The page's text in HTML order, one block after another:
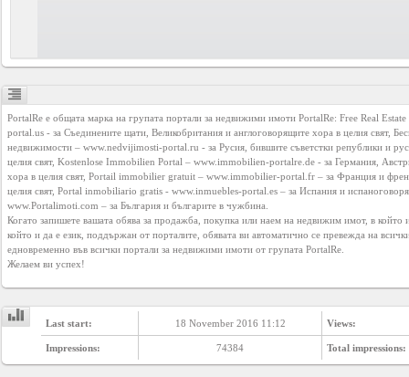
Agreement
Privacy
Policy
Contact
us
PortalRe е общата марка на групата портали за недвижими имоти PortalRe: Free Real
portal.us - за Съединените щати, Великобритания и англоговорящите хора в целия свят,
недвижимости – www.nedvijimosti-portal.ru - за Русия, бившите съветстки републики и
целия свят, Kostenlose Immobilien Portal – www.immobilien-portalre.de - за Германия,
хора в целия свят, Portail immobilier gratuit – www.immobilier-portal.fr – за Франция и
целия свят, Portal inmobiliario gratis - www.inmuebles-portal.es
www.Portalimoti.com – за България и българите в чужбина.
Когато запишете вашата обява за продажба, покупка или наем на недвижим имот, в който
който и да е език, поддържан от порталите, обявата ви автоматично се превежда на
едновременно във всички портали за недвижими имоти от групата PortalRe.
Желаем ви успех!
Last start: 18 November 2016 11:12 Views:
Impressions: 74384 Total impressions: